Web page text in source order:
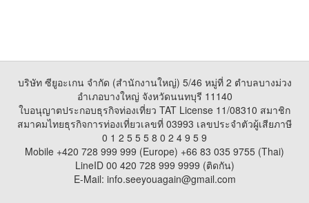
บริษัท ซียูอะเกน จำกัด (สำนักงานใหญ่) 5/46 หมู่ที่ 2 ตำบลบางม่วง
อำเภอบางใหญ่ จังหวัดนนทบุรี 11140
ใบอนุญาตประกอบธุรกิจท่องเที่ยว TAT License 11/08310 สมาชิก
สมาคมไทยธุรกิจการท่องเที่ยวเลขที่ 03993 เลขประจำตัวผู้เสียภาษี
0 1 2 5 5 5 8 0 2 4 9 5 9
Mobile +420 728 999 999 (Europe) +66 83 035 9755 (Thai)
LineID 00 420 728 999 9999 (ติดกัน)
E-Mail: info.seeyouagain@gmail.com